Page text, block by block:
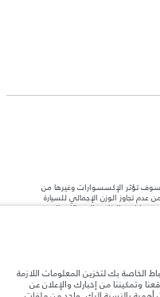
سوف تؤثر الإكسسوارات وغيرها من
عدم تجاوز الوزن الإجمالي للسيارة
والركاب والسوائل والوقود
على هذا الموقع قد تختلف من بلد إلى
في أشباه الموصلات يؤثر حاليًا
الخاصة بك لتخزين المعلومات اللازمة
وتمكيننا من إخبارك والإعلان عن